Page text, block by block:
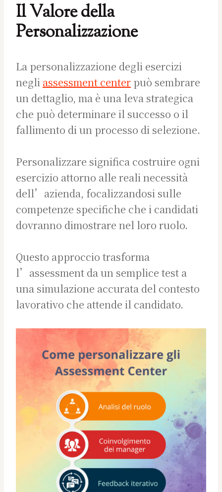
Il Valore della
Personalizzazione
La personalizzazione degli esercizi
negli assessment center può sembrare
un dettaglio, ma è una leva strategica
che può determinare il successo o il
fallimento di un processo di selezione.
Personalizzare significa costruire ogni
esercizio attorno alle reali necessità
dell’azienda, focalizzandosi sulle
competenze specifiche che i candidati
dovranno dimostrare nel loro ruolo.
Questo approccio trasforma
l’assessment da un semplice test a
una simulazione accurata del contesto
lavorativo che attende il candidato.